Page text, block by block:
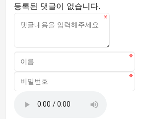
등록된 댓글이 없습니다.